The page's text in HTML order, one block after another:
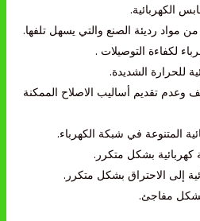
الكهربائية.
مواد رديئة الصنع والتي يسهل تلفها.
لكفاءة التوصيلات .
للحرارة الشديدة.
وعدم تقديم أساليب الاصلاح الممكنة
المتنوعة في شبكة الكهرباء.
بشكل متكرر.
إلى الاحتراق بشكل متكرر.
بشكل مفاجئ.